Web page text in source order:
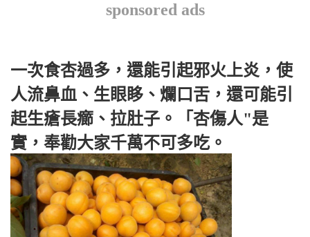
sponsored ads
一次食杏過多，還能引起邪火上炎，使
人流鼻血、生眼眵、爛口舌，還可能引
起生瘡長癤、拉肚子。「杏傷人"是
實，奉勸大家千萬不可多吃。